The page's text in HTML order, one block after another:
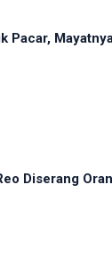
Pacar,
Diserang